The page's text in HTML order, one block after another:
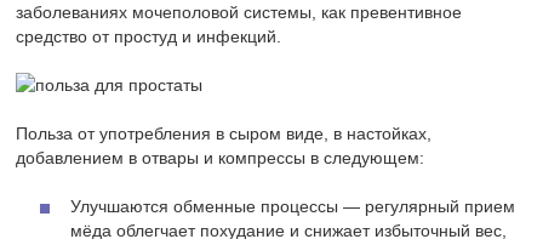
заболеваниях мочеполовой системы, как превентивное
средство от простуд и инфекций.
Польза от употребления в сыром виде, в настойках,
добавлением в отвары и компрессы в следующем:
Улучшаются обменные процессы — регулярный прием
мёда облегчает похудание и снижает избыточный вес,